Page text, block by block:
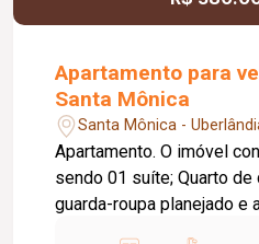
Apartamento para
Santa Mônica
Santa Mônica -
Apartamento. O imóvel conta com: 02 quartos,
sendo 01 suíte; Quarto
guarda-roupa planejado e